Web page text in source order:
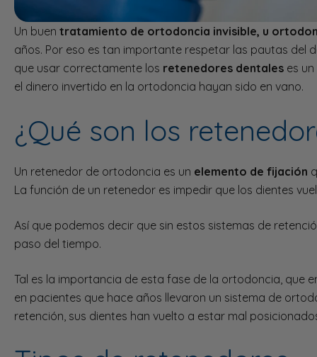
Un buen tratamiento de ortodoncia invisible, u
años. Por eso es tan importante respetar las pautas del
que usar correctamente los retenedores dentales es
el dinero invertido en la ortodoncia hayan sido en vano.
¿Qué son los
Un retenedor de ortodoncia es un elemento de fijación
La función de un retenedor es impedir que los dientes
Así que podemos decir que sin estos sistemas de
paso del tiempo.
Tal es la importancia de esta fase de la ortodoncia, que
en pacientes que hace años llevaron un sistema de
retención, sus dientes han vuelto a estar mal